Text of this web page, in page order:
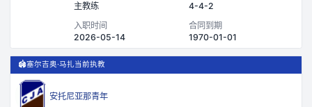
主教练
4-4-2
入职时间
2026-05-14
合同到期
1970-01-01
🏟️塞尔吉奥·马扎当前执教
安托尼亚那青年